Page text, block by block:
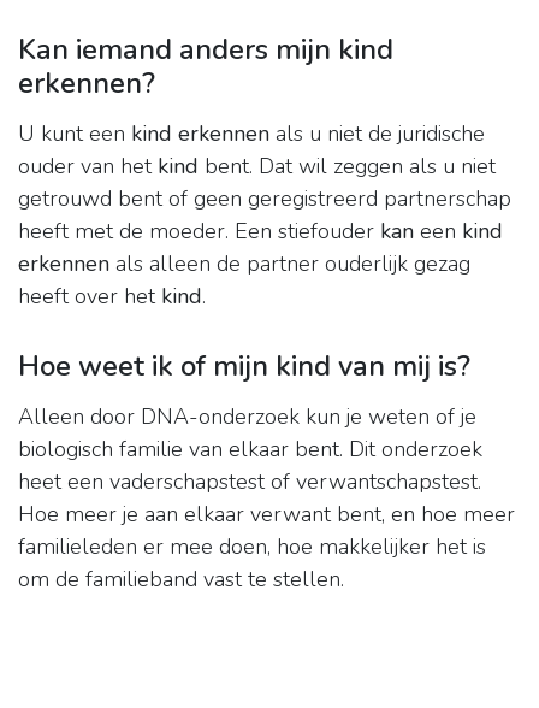
Kan iemand anders mijn kind
erkennen?
U kunt een kind erkennen als u niet de juridische
ouder van het kind bent. Dat wil zeggen als u niet
getrouwd bent of geen geregistreerd partnerschap
heeft met de moeder. Een stiefouder kan een kind
erkennen als alleen de partner ouderlijk gezag
heeft over het kind.
Hoe weet ik of mijn kind van mij is?
Alleen door DNA-onderzoek kun je weten of je
biologisch familie van elkaar bent. Dit onderzoek
heet een vaderschapstest of verwantschapstest.
Hoe meer je aan elkaar verwant bent, en hoe meer
familieleden er mee doen, hoe makkelijker het is
om de familieband vast te stellen.